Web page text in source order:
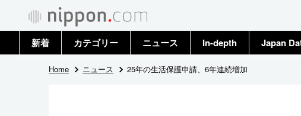
新着 カテゴリー
政治・外交
ニュース
トップ
In-depth Japan
Home ニュース 25年の生活保護申請、6年連続増加